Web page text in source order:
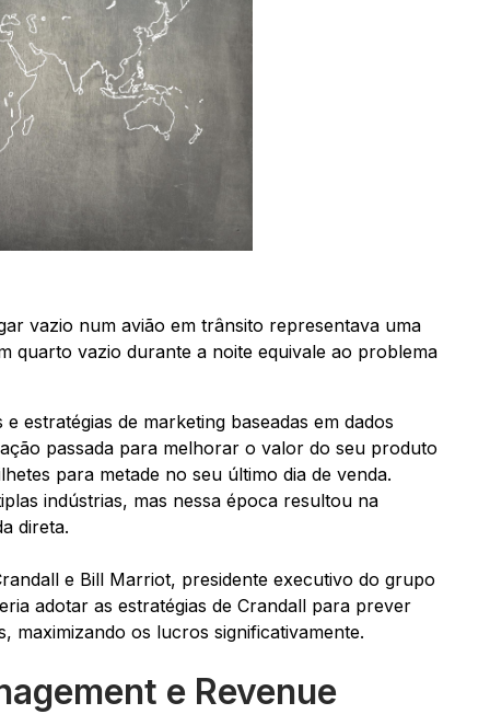
vazio num avião em trânsito representava uma
quarto vazio durante a noite equivale ao problema
estratégias de marketing baseadas em dados
passada para melhorar o valor do seu produto
para metade no seu último dia de venda.
indústrias, mas nessa época resultou na
direta.
e Bill Marriot, presidente executivo do grupo
adotar as estratégias de Crandall para prever
os lucros significativamente.
e Revenue